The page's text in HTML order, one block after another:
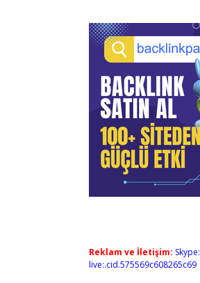
Reklam ve İletişim: Skype:
live:.cid.575569c608265c69